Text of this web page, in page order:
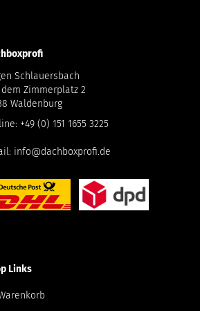
Schlauersbach
Zimmerplatz 2
Waldenburg
+49 (0) 151 1655 3225
info@dachboxprofi.de
Links